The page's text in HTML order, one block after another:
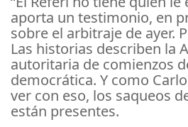
aporta un testimonio, en
sobre el arbitraje de ayer.
Las historias describen la
autoritaria de comienzos
democrática. Y como
ver con eso, los saqueos
están presentes.